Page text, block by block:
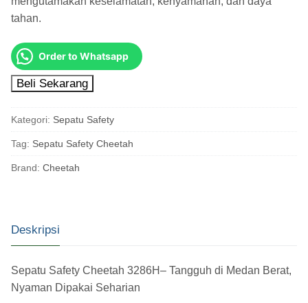
tahan.
Order to Whatsapp
Beli Sekarang
Kategori: Sepatu Safety
Tag: Sepatu Safety Cheetah
Brand: Cheetah
Deskripsi
Sepatu Safety Cheetah 3286H– Tangguh di Medan Berat,
Nyaman Dipakai Seharian